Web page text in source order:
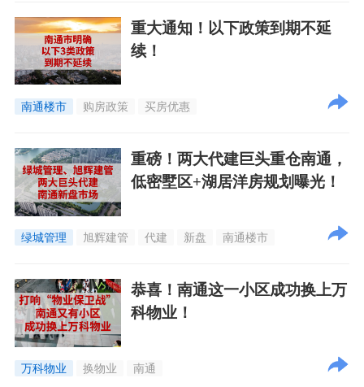
重大通知！以下政策到期不延
续！
南通楼市 购房政策 买房优惠
重磅！两大代建巨头重仓南通，
低密墅区+湖居洋房规划曝光！
绿城管理 旭辉建管 代建 新盘 南通楼市
恭喜！南通这一小区成功换上万
科物业！
万科物业 换物业 南通